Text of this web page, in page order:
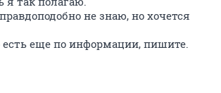
не знаю, но хочется
есть еще по информации, пишите.